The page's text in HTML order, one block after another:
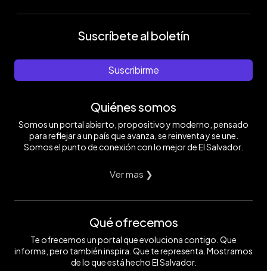
Suscríbete al boletín
Suscribirme
Quiénes somos
Somos un portal abierto, propositivo y moderno, pensado
para reflejar a un país que avanza, se reinventa y se une.
Somos el punto de conexión con lo mejor de El Salvador.
Ver mas ❯
Qué ofrecemos
Te ofrecemos un portal que evoluciona contigo. Que
informa, pero también inspira. Que te representa. Mostramos
de lo que está hecho El Salvador.